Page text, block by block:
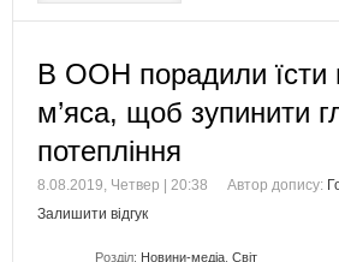
В ООН порадили
м’яса, щоб зупинити
потепління
8.08.2019, Четвер | 20:38 Автор допису:
Залишити відгук
Розділ: Новини-медіа Світ